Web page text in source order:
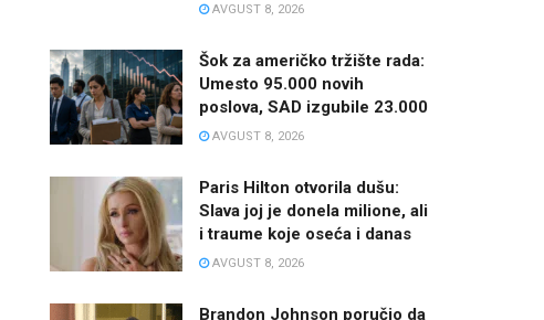
AVGUST 8, 2026
Šok za američko tržište rada:
Umesto 95.000 novih
poslova, SAD izgubile 23.000
AVGUST 8, 2026
Paris Hilton otvorila dušu:
Slava joj je donela milione, ali
i traume koje oseća i danas
AVGUST 8, 2026
Brandon Johnson poručio da